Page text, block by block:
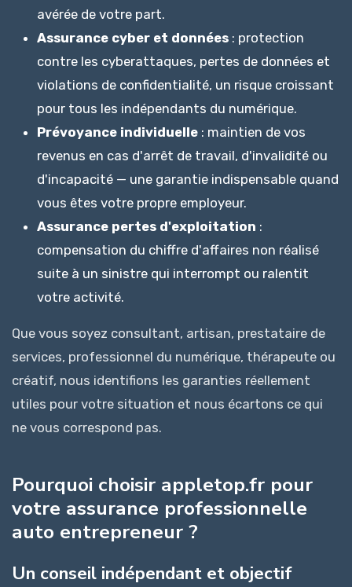
avérée de votre part.
Assurance cyber et données : protection
contre les cyberattaques, pertes de données et
violations de confidentialité, un risque croissant
pour tous les indépendants du numérique.
Prévoyance individuelle : maintien de vos
revenus en cas d'arrêt de travail, d'invalidité ou
d'incapacité — une garantie indispensable quand
vous êtes votre propre employeur.
Assurance pertes d'exploitation :
compensation du chiffre d'affaires non réalisé
suite à un sinistre qui interrompt ou ralentit
votre activité.
Que vous soyez consultant, artisan, prestataire de
services, professionnel du numérique, thérapeute ou
créatif, nous identifions les garanties réellement
utiles pour votre situation et nous écartons ce qui
ne vous correspond pas.
Pourquoi choisir appletop.fr pour
votre assurance professionnelle
auto entrepreneur ?
Un conseil indépendant et objectif